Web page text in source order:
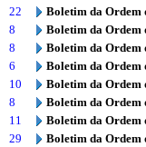
22
Boletim da Ordem
8
Boletim da Ordem
8
Boletim da Ordem
6
Boletim da Ordem
10
Boletim da Ordem
8
Boletim da Ordem
11
Boletim da Ordem
29
Boletim da Ordem